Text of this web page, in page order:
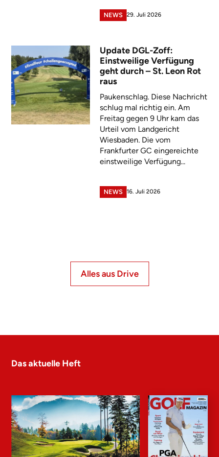
NEWS 29. Juli 2026
Update DGL-Zoff:
Einstweilige Verfügung
geht durch – St. Leon Rot
raus
Paukenschlag. Diese Nachricht
schlug mal richtig ein. Am
Freitag gegen 9 Uhr kam das
Urteil vom Landgericht
Wiesbaden. Die vom
Frankfurter GC eingereichte
einstweilige Verfügung...
NEWS 16. Juli 2026
Alles aus Drive
Das aktuelle Heft